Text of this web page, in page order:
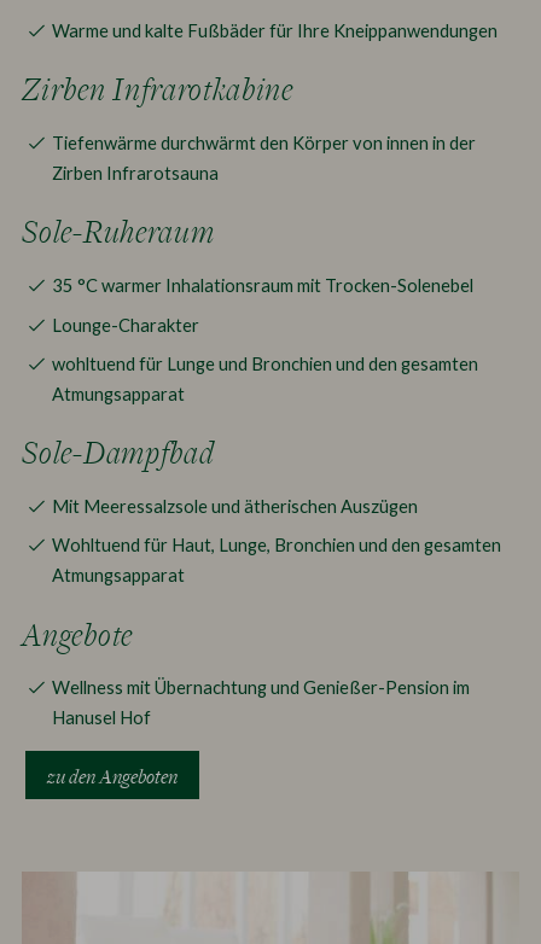
Warme und kalte Fußbäder für Ihre Kneippanwendungen
Zirben Infrarotkabine
Tiefenwärme durchwärmt den Körper von innen in der
Zirben Infrarotsauna
Sole-Ruheraum
35 °C warmer Inhalationsraum mit Trocken-Solenebel
Lounge-Charakter
wohltuend für Lunge und Bronchien und den gesamten
Atmungsapparat
Sole-Dampfbad
Mit Meeressalzsole und ätherischen Auszügen
Wohltuend für Haut, Lunge, Bronchien und den gesamten
Atmungsapparat
Angebote
Wellness mit Übernachtung und Genießer-Pension im
Hanusel Hof
zu den Angeboten